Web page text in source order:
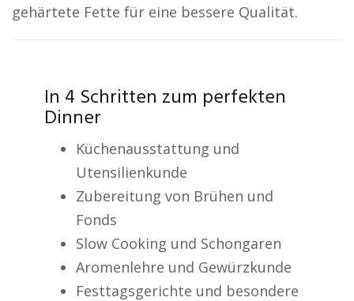
gehärtete Fette für eine bessere Qualität.
In 4 Schritten zum perfekten
Dinner
Küchenausstattung und
Utensilienkunde
Zubereitung von Brühen und
Fonds
Slow Cooking und Schongaren
Aromenlehre und Gewürzkunde
Festtagsgerichte und besondere